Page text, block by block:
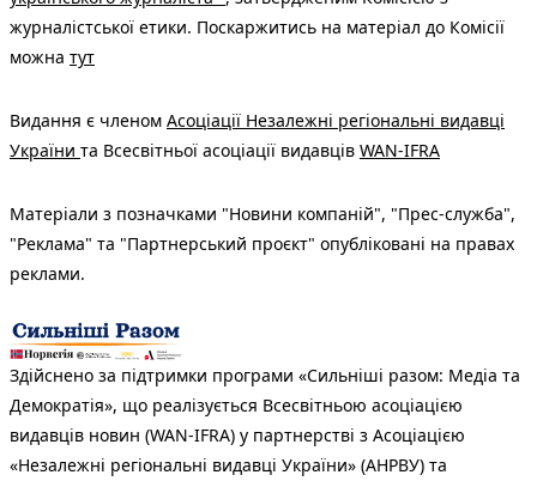
журналістської етики. Поскаржитись на матеріал до Комісії
можна тут
Видання є членом Асоціації Незалежні регіональні видавці
України та Всесвітньої асоціації видавців WAN-IFRA
Матеріали з позначками "Новини компаній", "Прес-служба",
"Реклама" та "Партнерський проєкт" опубліковані на правах
реклами.
Здійснено за підтримки програми «Сильніші разом: Медіа та
Демократія», що реалізується Всесвітньою асоціацією
видавців новин (WAN-IFRA) у партнерстві з Асоціацією
«Незалежні регіональні видавці України» (АНРВУ) та